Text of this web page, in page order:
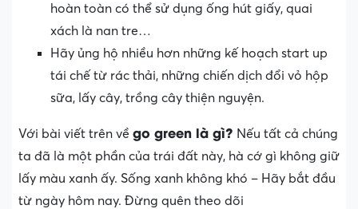
hoàn toàn có thể sử dụng ống hút giấy, quai
xách là nan tre…
Hãy ủng hộ nhiều hơn những kế hoạch start up
tái chế từ rác thải, những chiến dịch đổi vỏ hộp
sữa, lấy cây, trồng cây thiện nguyện.
Với bài viết trên về go green là gì? Nếu tất cả chúng
ta đã là một phần của trái đất này, hà cớ gì không giữ
lấy màu xanh ấy. Sống xanh không khó – Hãy bắt đầu
từ ngày hôm nay. Đừng quên theo dõi